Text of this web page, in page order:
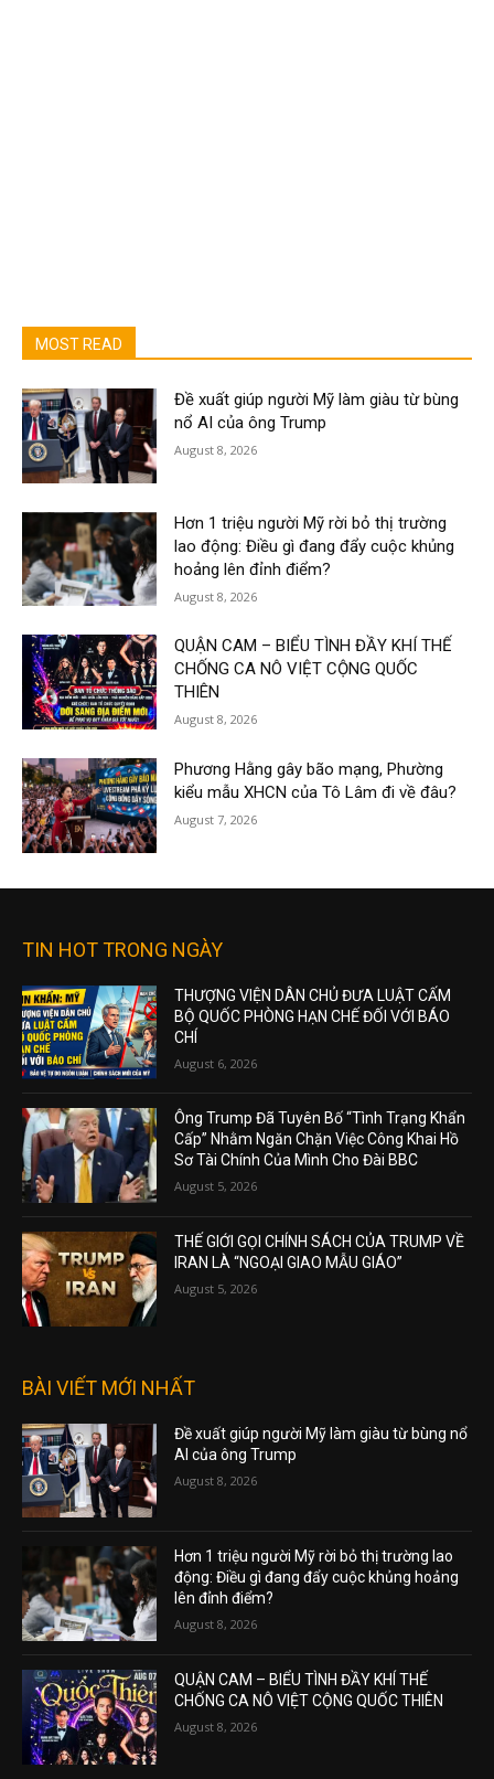
MOST READ
Đề xuất giúp người Mỹ làm giàu từ bùng
nổ AI của ông Trump
August 8, 2026
Hơn 1 triệu người Mỹ rời bỏ thị trường
lao động: Điều gì đang đẩy cuộc khủng
hoảng lên đỉnh điểm?
August 8, 2026
QUẬN CAM – BIỂU TÌNH ĐẦY KHÍ THẾ
CHỐNG CA NÔ VIỆT CỘNG QUỐC
THIÊN
August 8, 2026
Phương Hằng gây bão mạng, Phường
kiểu mẫu XHCN của Tô Lâm đi về đâu?
August 7, 2026
TIN HOT TRONG NGÀY
THƯỢNG VIỆN DÂN CHỦ ĐƯA LUẬT CẤM
BỘ QUỐC PHÒNG HẠN CHẾ ĐỐI VỚI BÁO
CHÍ
August 6, 2026
Ông Trump Đã Tuyên Bố “Tình Trạng Khẩn
Cấp” Nhằm Ngăn Chặn Việc Công Khai Hồ
Sơ Tài Chính Của Mình Cho Đài BBC
August 5, 2026
THẾ GIỚI GỌI CHÍNH SÁCH CỦA TRUMP VỀ
IRAN LÀ “NGOẠI GIAO MẪU GIÁO”
August 5, 2026
BÀI VIẾT MỚI NHẤT
Đề xuất giúp người Mỹ làm giàu từ bùng nổ
AI của ông Trump
August 8, 2026
Hơn 1 triệu người Mỹ rời bỏ thị trường lao
động: Điều gì đang đẩy cuộc khủng hoảng
lên đỉnh điểm?
August 8, 2026
QUẬN CAM – BIỂU TÌNH ĐẦY KHÍ THẾ
CHỐNG CA NÔ VIỆT CỘNG QUỐC THIÊN
August 8, 2026